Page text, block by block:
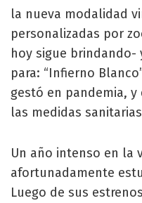
la nueva modalidad
personalizadas por
hoy sigue brindando-
para: “Infierno
gestó en pandemia,
las medidas
Un año intenso en la
afortunadamente
Luego de sus